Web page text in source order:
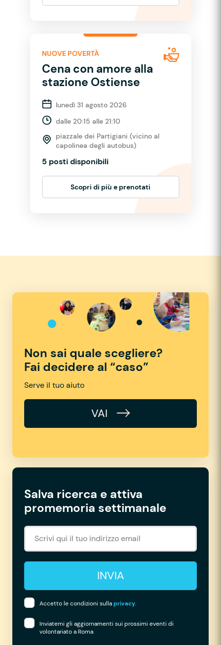
NUOVE POVERTÀ
Cena con amore alla
stazione Ostiense
lunedì 31 agosto 2026
dalle 20:15 alle 21:10
piazzale dei Partigiani (vicino al
capolinea degli autobus)
5 posti disponibili
Scopri di più e prenotati
Non sai quale scegliere?
Fai decidere al “caso”
Serve il tuo aiuto
VAI
Salva ricerca e attiva
promemoria settimanale
INVIA
Accetto le condizioni sullaprivacy.
Inviatemi gli aggiornamenti sui prossimi eventi di
volontariato a Roma